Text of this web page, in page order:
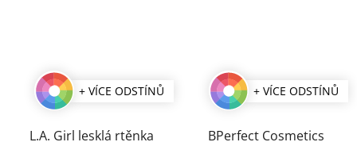
+ VÍCE ODSTÍNŮ
L.A. Girl lesklá rtěnka
+ VÍCE ODSTÍNŮ
BPerfect Cosmetics